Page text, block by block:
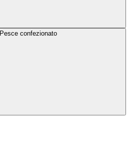
Pesce confezionato